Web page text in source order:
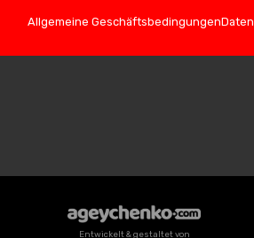
Allgemeine Geschäftsbedingungen
Entwickelt & gestaltet von